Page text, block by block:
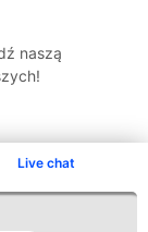
Live chat
naszą